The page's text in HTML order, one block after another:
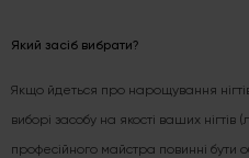
Який засіб вибрати?
Якщо йдеться про нарощування
виборі засобу на якості ваших нігтів
професійного майстра повинні бути